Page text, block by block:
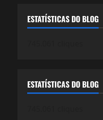
ESTATÍSTICAS DO BLOG
ESTATÍSTICAS DO BLOG